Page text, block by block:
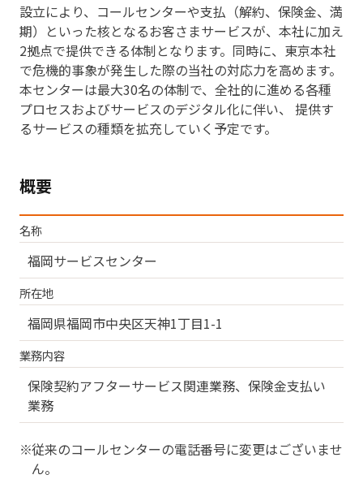
設立により、コールセンターや支払（解約、保険金、満
期）といった核となるお客さまサービスが、本社に加え
2拠点で提供できる体制となります。同時に、東京本社
で危機的事象が発生した際の当社の対応力を高めます。
本センターは最大30名の体制で、全社的に進める各種
プロセスおよびサービスのデジタル化に伴い、 提供す
るサービスの種類を拡充していく予定です。
概要
名称
福岡サービスセンター
所在地
福岡県福岡市中央区天神1丁目1-1
業務内容
保険契約アフターサービス関連業務、保険金支払い
業務
従来のコールセンターの電話番号に変更はございませ
ん。